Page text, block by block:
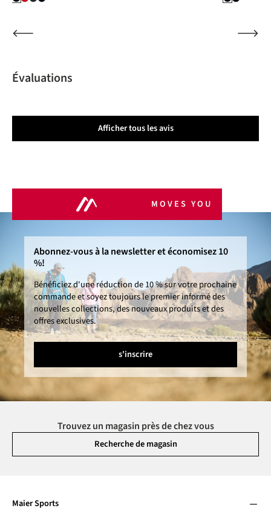
Évaluations
Afficher tous les avis
MOVES YOU
Abonnez-vous à la newsletter et économisez 10
%!
Bénéficiez d'une réduction de 10 % sur votre prochaine
commande et soyez toujours le premier informé des
nouvelles collections, des nouveaux produits et des
offres exclusives.
s'inscrire
Trouvez un magasin près de chez vous
Recherche de magasin
Maier Sports